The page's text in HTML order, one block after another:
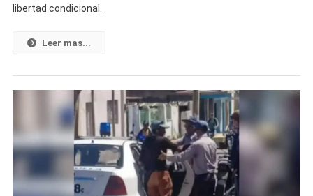
Ladrón
Que
Acababa
De
Salir
De
Prisión
libertad condicional.
Leer mas...